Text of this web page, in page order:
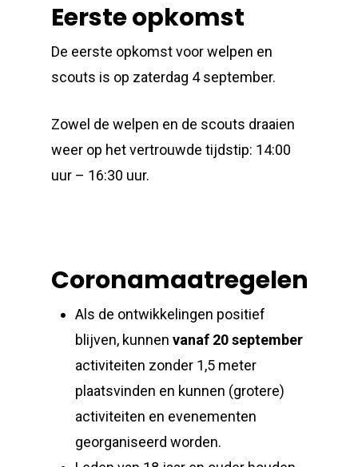
Eerste opkomst
De eerste opkomst voor welpen en
scouts is op zaterdag 4 september.
Zowel de welpen en de scouts draaien
weer op het vertrouwde tijdstip: 14:00
uur – 16:30 uur.
Coronamaatregelen
Als de ontwikkelingen positief
blijven, kunnenvanaf 20 september
activiteiten zonder 1,5 meter
plaatsvinden en kunnen (grotere)
activiteiten en evenementen
georganiseerd worden.